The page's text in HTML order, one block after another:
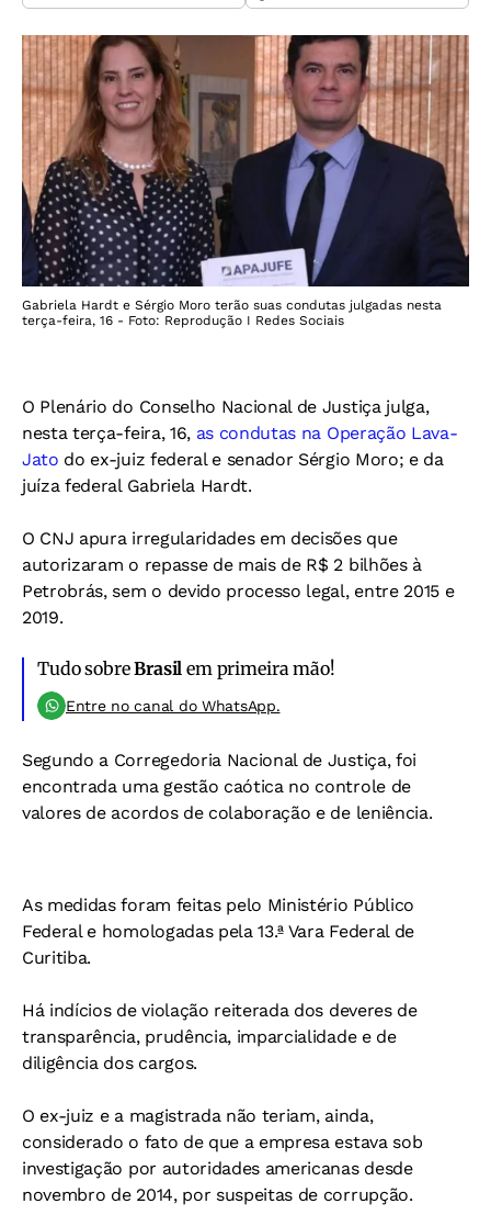
Gabriela Hardt e Sérgio Moro terão suas condutas julgadas nesta
terça-feira, 16 - Foto: Reprodução I Redes Sociais
O Plenário do Conselho Nacional de Justiça julga,
nesta terça-feira, 16, as condutas na Operação Lava-
Jato do ex-juiz federal e senador Sérgio Moro; e da
juíza federal Gabriela Hardt.
O CNJ apura irregularidades em decisões que
autorizaram o repasse de mais de R$ 2 bilhões à
Petrobrás, sem o devido processo legal, entre 2015 e
2019.
Tudo sobreBrasil em primeira mão!
Entre no canal do WhatsApp.
Segundo a Corregedoria Nacional de Justiça, foi
encontrada uma gestão caótica no controle de
valores de acordos de colaboração e de leniência.
As medidas foram feitas pelo Ministério Público
Federal e homologadas pela 13.ª Vara Federal de
Curitiba.
Há indícios de violação reiterada dos deveres de
transparência, prudência, imparcialidade e de
diligência dos cargos.
O ex-juiz e a magistrada não teriam, ainda,
considerado o fato de que a empresa estava sob
investigação por autoridades americanas desde
novembro de 2014, por suspeitas de corrupção.